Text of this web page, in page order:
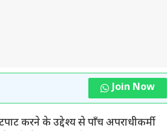
Join Now
करने के उद्देश्य से पाँच अपराधीकर्मी